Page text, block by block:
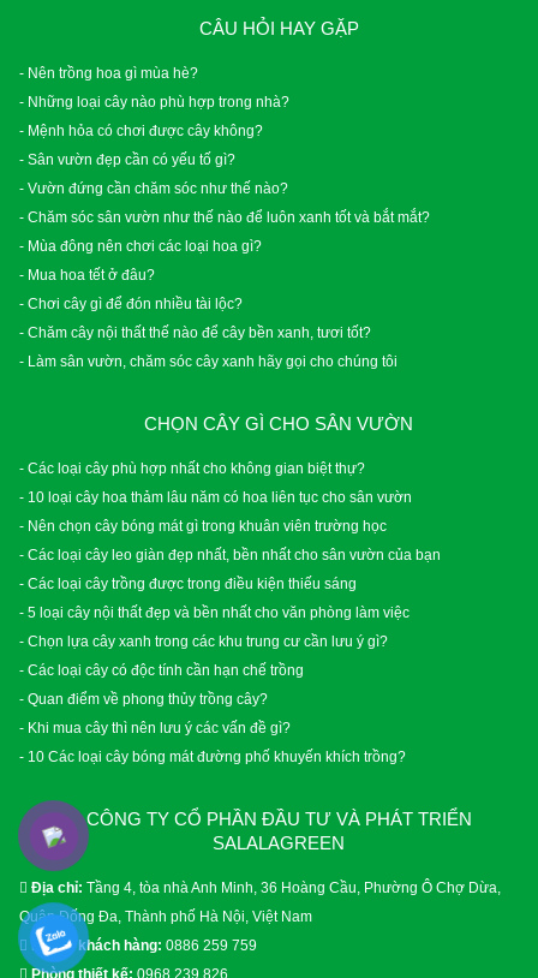
CÂU HỎI HAY GẶP
- Nên trồng hoa gì mùa hè?
- Những loại cây nào phù hợp trong nhà?
- Mệnh hỏa có chơi được cây không?
- Sân vườn đẹp cần có yếu tố gì?
- Vườn đứng cần chăm sóc như thế nào?
- Chăm sóc sân vườn như thế nào để luôn xanh tốt và bắt mắt?
- Mùa đông nên chơi các loại hoa gì?
- Mua hoa tết ở đâu?
- Chơi cây gì để đón nhiều tài lộc?
- Chăm cây nội thất thế nào để cây bền xanh, tươi tốt?
- Làm sân vườn, chăm sóc cây xanh hãy gọi cho chúng tôi
CHỌN CÂY GÌ CHO SÂN VƯỜN
- Các loại cây phù hợp nhất cho không gian biệt thự?
- 10 loại cây hoa thảm lâu năm có hoa liên tục cho sân vườn
- Nên chọn cây bóng mát gì trong khuân viên trường học
- Các loại cây leo giàn đẹp nhất, bền nhất cho sân vườn của bạn
- Các loại cây trồng được trong điều kiện thiếu sáng
- 5 loại cây nội thất đẹp và bền nhất cho văn phòng làm việc
- Chọn lựa cây xanh trong các khu trung cư cần lưu ý gì?
- Các loại cây có độc tính cần hạn chế trồng
- Quan điểm về phong thủy trồng cây?
- Khi mua cây thì nên lưu ý các vấn đề gì?
- 10 Các loại cây bóng mát đường phố khuyến khích trồng?
CÔNG TY CỔ PHẦN ĐẦU TƯ VÀ PHÁT TRIỂN
SALALAGREEN
Địa chỉ: Tầng 4, tòa nhà Anh Minh, 36 Hoàng Cầu, Phường Ô Chợ Dừa,
Quận Đống Đa, Thành phố Hà Nội, Việt Nam
Phòng khách hàng: 0886 259 759
Phòng thiết kế: 0968 239 826